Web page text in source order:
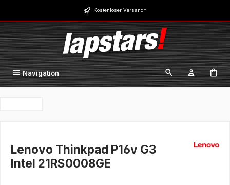
Zum Hauptinhalt springen Kostenloser Versand*
Navigation
Lenovo Thinkpad P16v G3
Intel 21RS0008GE